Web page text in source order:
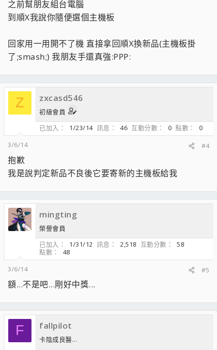
之前幫朋友組台電腦
到順X我說你隨便選個主機板
回家用一用開不了機 直接拿回順X換新品(主機板掛
了;smash;) 我朋友手還真強:PPP:
Z zxcasd546
初級會員
已加入
1/23/14 訊息 46 互動分數 0 點數
0
3/6/14
#4
抱歉
我是說判定新品不良後它要寄新的主機板給我
mingting
榮譽會員
已加入
1/31/12 訊息 2,518 互動分數
58
點數
48
3/6/14
#5
額...不是吧...剛好中獎...
F fallpilot
卡陰成良醫...